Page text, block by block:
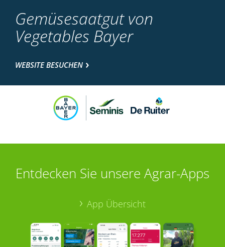
Gemüsesaatgut von
Vegetables Bayer
WEBSITE BESUCHEN
Entdecken Sie unsere Agrar-Apps
App Übersicht